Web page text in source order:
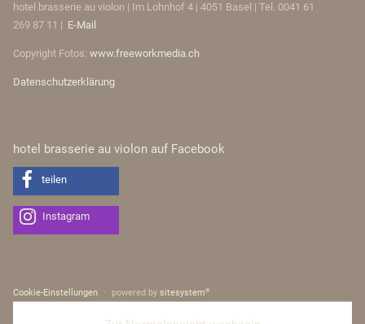
hotel brasserie au violon | Im Lohnhof 4 | 4051 Basel | Tel. 0041 61
269 87 11 | E-Mail
Copyright Fotos: www.freeworkmedia.ch
Datenschutzerklärung
hotel brasserie au violon auf Facebook
teilen
Instagram
Cookie-Einstellungen powered bysitesystem®